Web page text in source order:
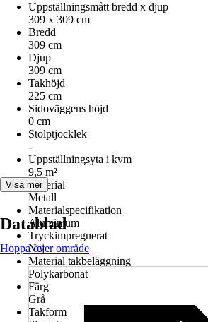
Uppställningsmått bredd x djup
309 x 309 cm
Bredd
309 cm
Djup
309 cm
Takhöjd
225 cm
Sidoväggens höjd
0 cm
Stolptjocklek
-
Uppställningsyta i kvm
9,5 m²
Material
Metall
Materialspecifikation
Aluminium
Tryckimpregnerat
Nej
Material takbeläggning
Polykarbonat
Färg
Grå
Takform
Visa mer
Datablad
Hoppa över område